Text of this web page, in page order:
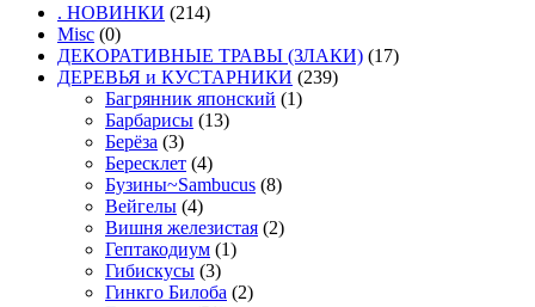
. НОВИНКИ (214)
Misc (0)
ДЕКОРАТИВНЫЕ ТРАВЫ (ЗЛАКИ) (17)
ДЕРЕВЬЯ и КУСТАРНИКИ (239)
Багрянник японский (1)
Барбарисы (13)
Берёза (3)
Бересклет (4)
Бузины~Sambucus (8)
Вейгелы (4)
Вишня железистая (2)
Гептакодиум (1)
Гибискусы (3)
Гинкго Билоба (2)